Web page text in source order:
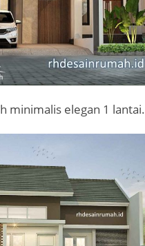
minimalis elegan 1 lantai.